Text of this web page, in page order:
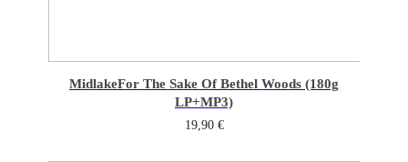
MidlakeFor The Sake Of Bethel Woods (180g
LP+MP3)
19,90 €